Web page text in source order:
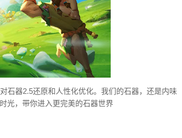
石器2.5还原和人性化优化。我们的石器，还是内味
光，带你进入更完美的石器世界